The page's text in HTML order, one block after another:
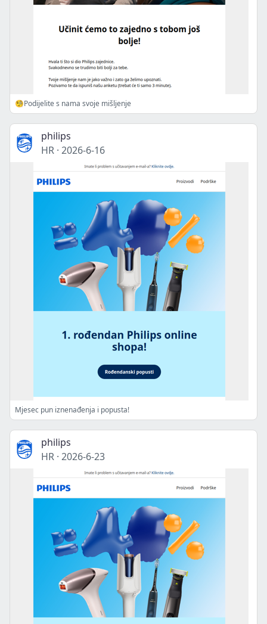
🧐Podijelite s nama svoje mišljenje
philips
HR · 2026-6-16
Mjesec pun iznenađenja i popusta!
philips
HR · 2026-6-23